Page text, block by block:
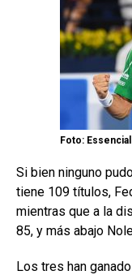
Foto:
Si bien ninguno
tiene 109 títulos,
mientras que a la
85, y más abajo
Los tres han